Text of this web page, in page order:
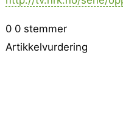
0 0 stemmer
Artikkelvurdering